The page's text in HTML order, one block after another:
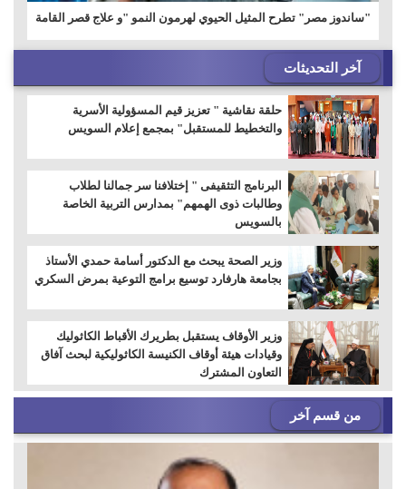
"ساندوز مصر" تطرح المثيل الحيوي لهرمون النمو "و علاج قصر القامة
آخر التحديثات
حلقة نقاشية " تعزيز قيم المسؤولية الأسرية
والتخطيط للمستقبل" بمجمع إعلام السويس
البرنامج التثقيفى " إختلافنا سر جمالنا لطلاب
وطالبات ذوى الهمهم" بمدارس التربية الخاصة
بالسويس
وزير الصحة يبحث مع الدكتور أسامة حمدي الأستاذ
بجامعة هارفارد توسيع برامج التوعية بمرض السكري
وزير الأوقاف يستقبل بطريرك الأقباط الكاثوليك
وقيادات هيئة أوقاف الكنيسة الكاثوليكية لبحث آفاق
التعاون المشترك
من قسم آخر